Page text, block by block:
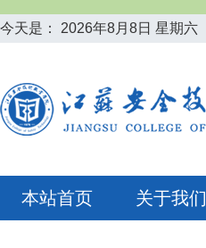
今天是： 2026年8月8日 星期六
本站首页 关于我们